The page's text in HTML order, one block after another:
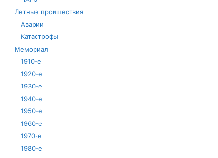
Летные проишествия
Аварии
Катастрофы
Мемориал
1910-е
1920-е
1930-е
1940-е
1950-е
1960-е
1970-е
1980-е